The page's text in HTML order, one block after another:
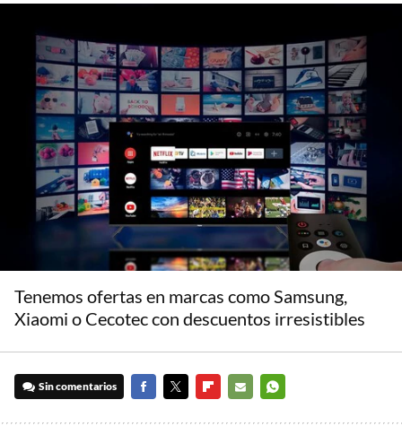
Tenemos ofertas en marcas como Samsung,
Xiaomi o Cecotec con descuentos irresistibles
Sin comentarios